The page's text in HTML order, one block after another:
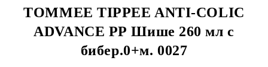
TOMMEE TIPPEE ANTI-COLIC
ADVANCЕ РР Шише 260 мл с
бибер.0+м. 0027